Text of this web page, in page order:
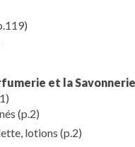
et la Savonnerie
(p.2)
lotions (p.2)